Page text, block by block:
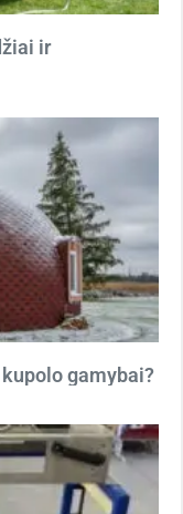
ir
gamybai?